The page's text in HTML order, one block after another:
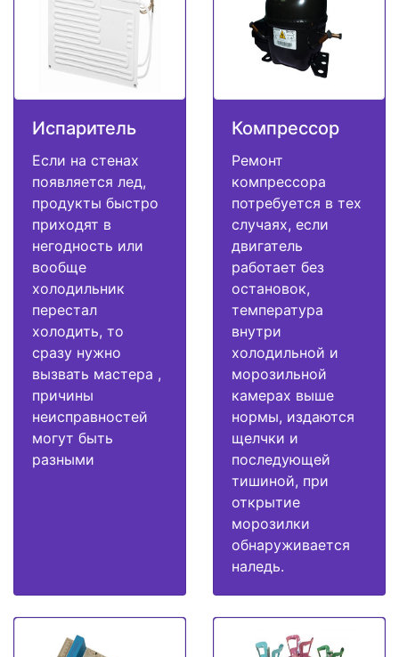
Испаритель
Если на стенах
появляется лед,
продукты быстро
приходят в
негодность или
вообще
холодильник
перестал
холодить, то
сразу нужно
вызвать мастера ,
причины
неисправностей
могут быть
разными
Компрессор
Ремонт
компрессора
потребуется в тех
случаях, если
двигатель
работает без
остановок,
температура
внутри
холодильной и
морозильной
камерах выше
нормы, издаются
щелчки и
последующей
тишиной, при
открытие
морозилки
обнаруживается
наледь.